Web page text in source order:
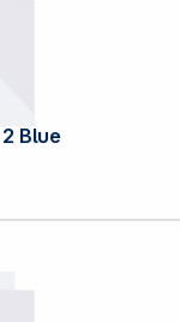
Apple Airpods Max 2 Blue